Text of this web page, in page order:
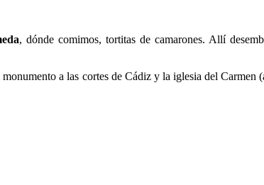
, dónde comimos, tortitas de camarones. Allí
a las cortes de Cádiz y la iglesia del Carmen